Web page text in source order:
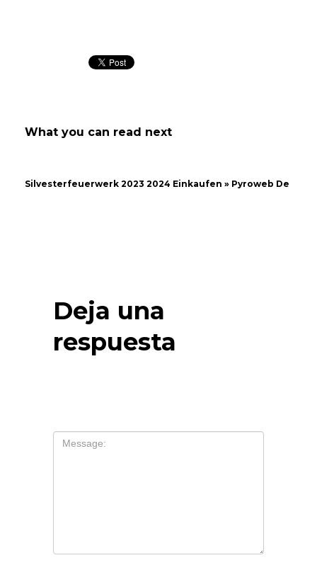
What you can read next
Silvesterfeuerwerk 2023 2024 Einkaufen » Pyroweb De
Deja una
respuesta